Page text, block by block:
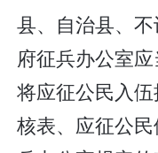
县、自治县、
府征兵办公室
将应征公民入
核表、应征公